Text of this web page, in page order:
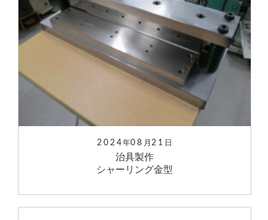
2024年08 月 21 日
治具製作
シャーリング金型